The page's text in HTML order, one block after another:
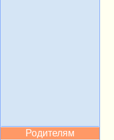
Родителям